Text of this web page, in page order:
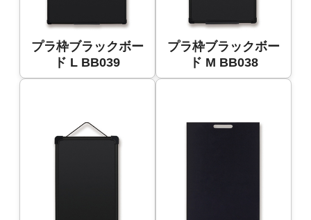
プラ枠ブラックボー
ド L BB039
プラ枠ブラックボー
ド M BB038